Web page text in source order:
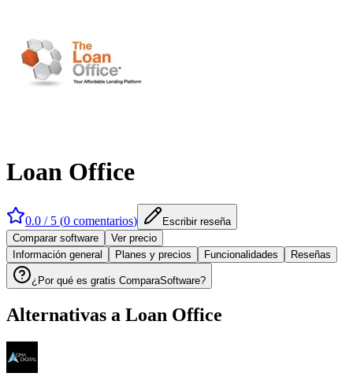
Loan Office
0.0 / 5 (0 comentarios)
Escribir reseña
Comparar software
Ver precio
Información general
Planes y precios Funcionalidades Reseñas
¿Por qué es gratis ComparaSoftware?
Alternativas a Loan Office